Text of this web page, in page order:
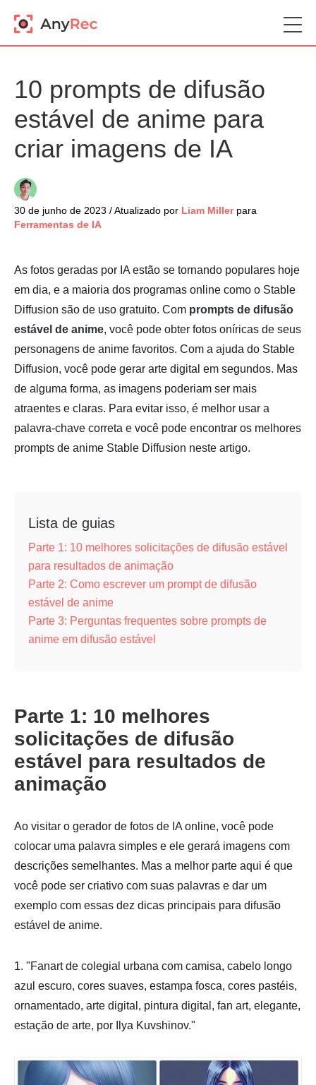
10 prompts de difusão
estável de anime para
criar imagens de IA
30 de junho de 2023 / Atualizado por Liam Millerpara
Ferramentas de IA
As fotos geradas por IA estão se tornando populares hoje
em dia, e a maioria dos programas online como o Stable
Diffusion são de uso gratuito. Com prompts de difusão
estável de anime, você pode obter fotos oníricas de seus
personagens de anime favoritos. Com a ajuda do Stable
Diffusion, você pode gerar arte digital em segundos. Mas
de alguma forma, as imagens poderiam ser mais
atraentes e claras. Para evitar isso, é melhor usar a
palavra-chave correta e você pode encontrar os melhores
prompts de anime Stable Diffusion neste artigo.
Lista de guias
Parte 1: 10 melhores solicitações de difusão estável
para resultados de animação
Parte 2: Como escrever um prompt de difusão
estável de anime
Parte 3: Perguntas frequentes sobre prompts de
anime em difusão estável
Parte 1: 10 melhores
solicitações de difusão
estável para resultados de
animação
Ao visitar o gerador de fotos de IA online, você pode
colocar uma palavra simples e ele gerará imagens com
descrições semelhantes. Mas a melhor parte aqui é que
você pode ser criativo com suas palavras e dar um
exemplo com essas dez dicas principais para difusão
estável de anime.
1. "Fanart de colegial urbana com camisa, cabelo longo
azul escuro, cores suaves, estampa fosca, cores pastéis,
ornamentado, arte digital, pintura digital, fan art, elegante,
estação de arte, por Ilya Kuvshinov."